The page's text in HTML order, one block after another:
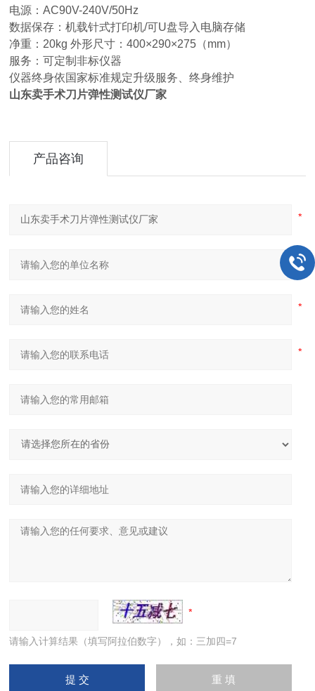
电源：AC90V-240V/50Hz
数据保存：机载针式打印机/可U盘导入电脑存储
净重：20kg 外形尺寸：400×290×275（mm）
服务：可定制非标仪器
仪器终身依国家标准规定升级服务、终身维护
山东卖手术刀片弹性测试仪厂家
产品咨询
请输入计算结果（填写阿拉伯数字），如：三加四=7